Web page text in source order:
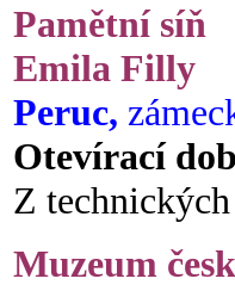
Pamětní síň
Emila Filly
Peruc,
Otevírací
Z
Muzeum